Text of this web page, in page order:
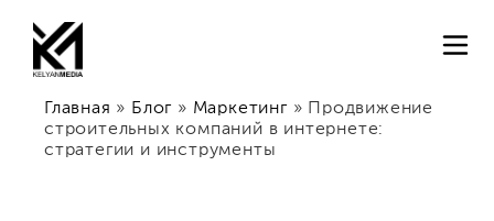
Главная » Блог » Маркетинг»
Продвижение
строительных компаний в интернете:
стратегии и инструменты